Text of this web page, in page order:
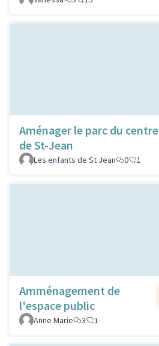
Aménager le parc du centre
de St-Jean
Les enfants de St Jean
0 1
Amménagement de
l'espace public
Anne Marie
3 1